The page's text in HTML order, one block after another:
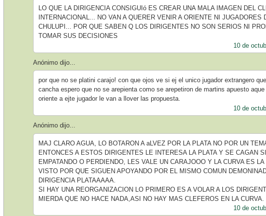
LO QUE LA DIRIGENCIA CONSIGUIó ES CREAR UNA MALA IMAGEN DEL
INTERNACIONAL... NO VAN A QUERER VENIR A ORIENTE NI JUGADORES
CHULUPI... POR QUE SABEN Q LOS DIRIGENTES NO SON SERIOS NI
TOMAR SUS DECISIONES
10 de
Anónimo dijo...
por que no se platini carajo! con que ojos ve si ej el unico jugador extrangero
cancha espero que no se arepienta como se arepetiron de martins apuesto
oriente a ejte jugador le van a llover las propuesta.
10 de
Anónimo dijo...
MAJ CLARO AGUA, LO BOTARON A aLVEZ POR LA PLATA NO POR UN
ENTONCES A ESTOS DIRIGENTES LE INTERESA LA PLATA Y SE CAGAN
EMPATANDO O PERDIENDO, LES VALE UN CARAJOOO Y LA CURVA ES
VISTO POR QUE SIGUEN APOYANDO POR EL MISMO COMUN
DIRIGENCIA PLATAAAAA.
SI HAY UNA REORGANIZACION LO PRIMERO ES A VOLAR A LOS
MIERDA QUE NO HACE NADA,ASI NO HAY MAS CLEFEROS EN LA CURVA.
10 de